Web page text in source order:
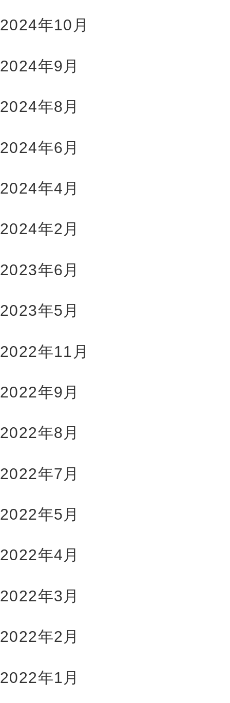
2024年10月
2024年9月
2024年8月
2024年6月
2024年4月
2024年2月
2023年6月
2023年5月
2022年11月
2022年9月
2022年8月
2022年7月
2022年5月
2022年4月
2022年3月
2022年2月
2022年1月